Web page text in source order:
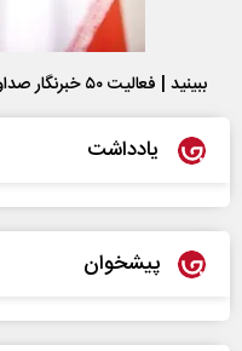
ببینید | فعالیت ۵۰ خبرنگار صداوسیما به صورت خوداتکا در ایام جنگ
یادداشت
پیشخوان